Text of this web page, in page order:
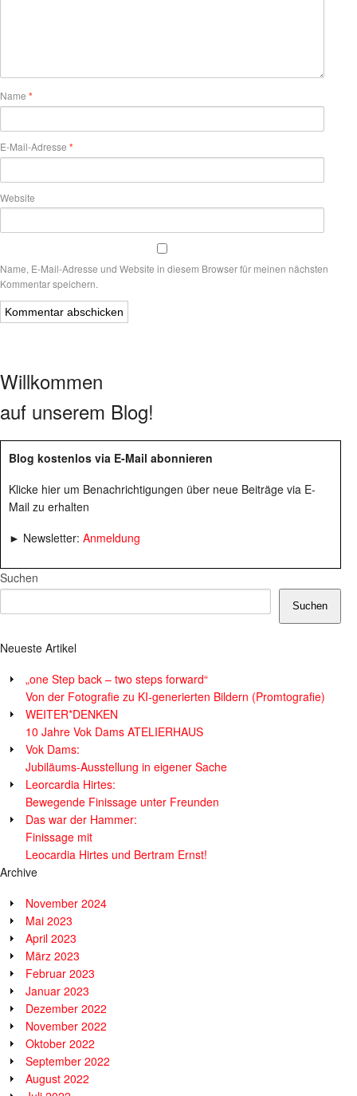
Name *
E-Mail-Adresse *
Website
Name, E-Mail-Adresse und Website in diesem Browser für meinen nächsten
Kommentar speichern.
Willkommen
auf unserem Blog!
Blog kostenlos via E-Mail abonnieren
Klicke hier um Benachrichtigungen über neue Beiträge via E-
Mail zu erhalten
► Newsletter: Anmeldung
Suchen
Suchen
Neueste Artikel
„one Step back – two steps forward“
Von der Fotografie zu KI-generierten Bildern (Promtografie)
WEITER*DENKEN
10 Jahre Vok Dams ATELIERHAUS
Vok Dams:
Jubiläums-Ausstellung in eigener Sache
Leorcardia Hirtes:
Bewegende Finissage unter Freunden
Das war der Hammer:
Finissage mit
Leocardia Hirtes und Bertram Ernst!
Archive
November 2024
Mai 2023
April 2023
März 2023
Februar 2023
Januar 2023
Dezember 2022
November 2022
Oktober 2022
September 2022
August 2022